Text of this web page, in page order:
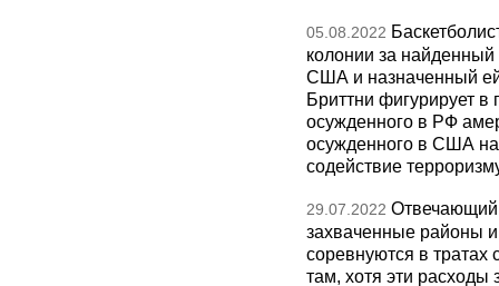
05.08.2022
колонии за
США и назначенный
Бриттни фигурирует в
осужденного в РФ
осужденного в США
содействие
29.07.2022 Отвечающий
захваченные районы
соревнуются в тратах
там, хотя эти